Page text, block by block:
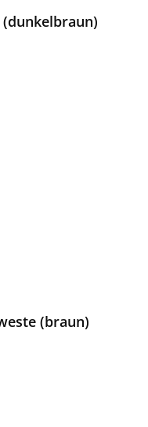
(braun)